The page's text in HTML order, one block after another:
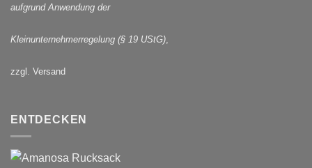
aufgrund Anwendung der
Kleinunternehmerregelung (§ 19 UStG),
zzgl. Versand
ENTDECKEN